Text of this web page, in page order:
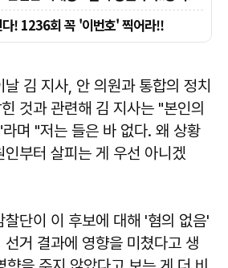
김 지사, 안 의원과 통합의 정치
것과 관련해 김 지사는 "본인의
며 "저는 들은 바 없다. 왜 상황
부터 살피는 게 우선 아니겠
찰단이 이 후보에 대해 '혐의 없음'
거 결과에 영향을 미쳤다고 생